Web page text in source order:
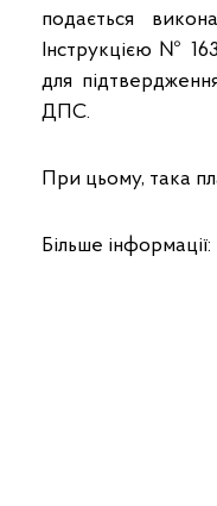
подається
Інструкцією №
для
ДПС.
При цьому, така
Більше інформації: